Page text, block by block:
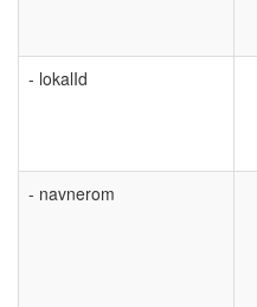
- lokalId
- navnerom